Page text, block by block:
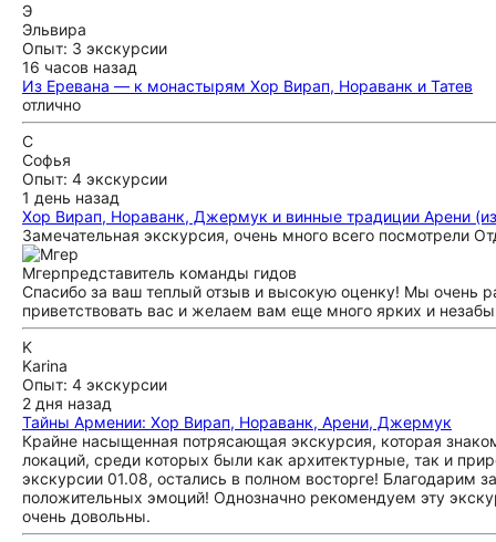
Э
Эльвира
Опыт: 3 экскурсии
16 часов назад
Из Еревана — к монастырям Хор Вирап, Нораванк и Татев
отлично
С
Софья
Опыт: 4 экскурсии
1 день назад
Хор Вирап, Нораванк, Джермук и винные традиции Арени
Замечательная экскурсия, очень много всего посмотрели
Мгерпредставитель команды гидов
Спасибо за ваш теплый отзыв и высокую оценку! Мы очень
приветствовать вас и желаем вам еще много ярких и
K
Karina
Опыт: 4 экскурсии
2 дня назад
Тайны Армении: Хор Вирап, Нораванк, Арени, Джермук
Крайне насыщенная потрясающая экскурсия, которая
локаций, среди которых были как архитектурные, так и
экскурсии 01.08, остались в полном восторге! Благодарим
положительных эмоций! Однозначно рекомендуем эту
очень довольны.